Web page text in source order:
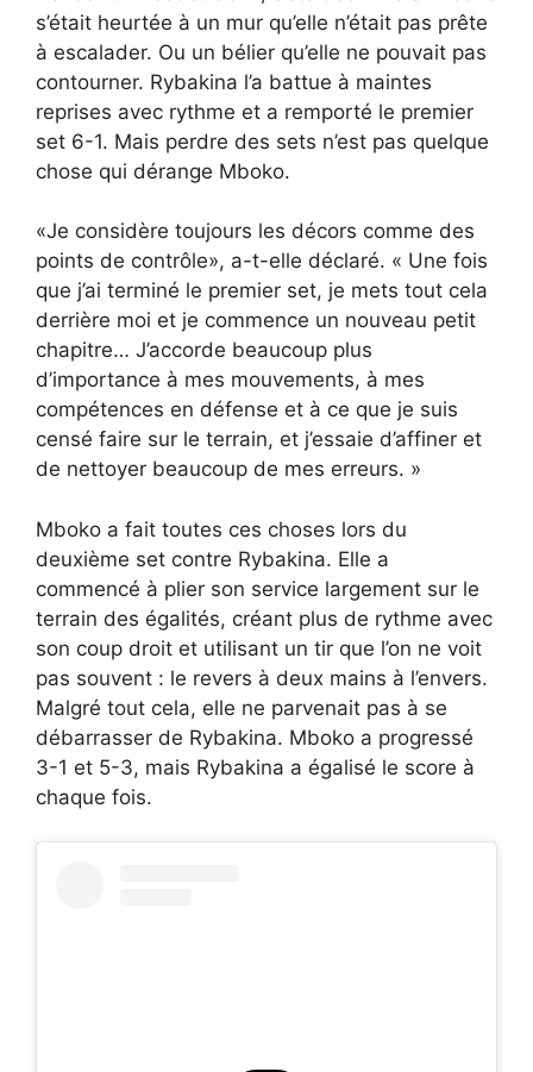
s’était heurtée à un mur qu’elle n’était pas prête
à escalader. Ou un bélier qu’elle ne pouvait pas
contourner. Rybakina l’a battue à maintes
reprises avec rythme et a remporté le premier
set 6-1. Mais perdre des sets n’est pas quelque
chose qui dérange Mboko.
«Je considère toujours les décors comme des
points de contrôle», a-t-elle déclaré. « Une fois
que j’ai terminé le premier set, je mets tout cela
derrière moi et je commence un nouveau petit
chapitre… J’accorde beaucoup plus
d’importance à mes mouvements, à mes
compétences en défense et à ce que je suis
censé faire sur le terrain, et j’essaie d’affiner et
de nettoyer beaucoup de mes erreurs. »
Mboko a fait toutes ces choses lors du
deuxième set contre Rybakina. Elle a
commencé à plier son service largement sur le
terrain des égalités, créant plus de rythme avec
son coup droit et utilisant un tir que l’on ne voit
pas souvent : le revers à deux mains à l’envers.
Malgré tout cela, elle ne parvenait pas à se
débarrasser de Rybakina. Mboko a progressé
3-1 et 5-3, mais Rybakina a égalisé le score à
chaque fois.